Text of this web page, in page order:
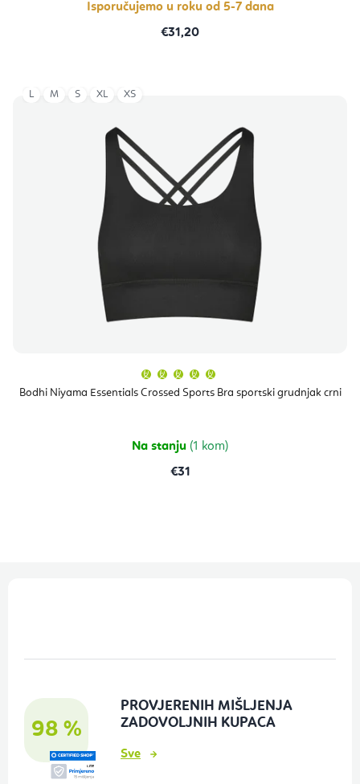
Isporučujemo u roku od 5-7 dana
€31,20
Bodhi Niyama Essentials Crossed Sports Bra sportski grudnjak crni
proizvoda
je
zvjezdica.
Na stanju (1 kom)
€31
L M S XL XS
98 %
PROVJERENIH MIŠLJENJA
ZADOVOLJNIH KUPACA
Sve